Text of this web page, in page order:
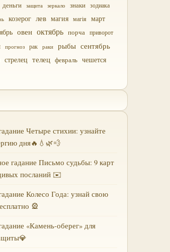
деньги защита зеркало знаки зодиака
козерог лев магия магія март
овен октябрь порча приворот
прогноз рак раки рыбы сентябрь
стрелец телец февраль чешется
Четыре стихии: узнайте
дня🔥💧🌿💨
гадание Письмо судьбы: 9 карт
посланий ✉️
Колесо Года: узнай свою
🎡
«Камень-оберег» для